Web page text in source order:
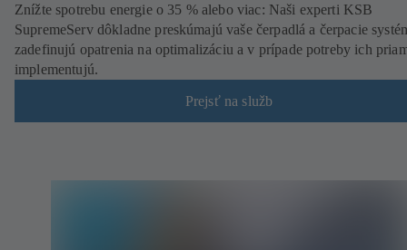
Znížte spotrebu energie o 35 % alebo viac: Naši experti KSB
SupremeServ dôkladne preskúmajú vaše čerpadlá a čerpacie
zadefinujú opatrenia na optimalizáciu a v prípade potreby ich
implementujú.
Prejsť na služb